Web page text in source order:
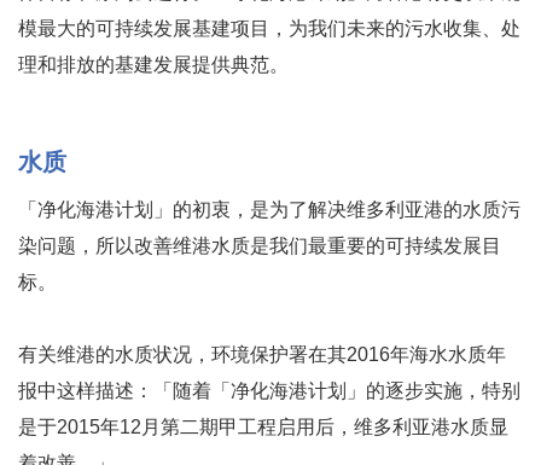
模最大的可持续发展基建项目，为我们未来的污水收集、处
理和排放的基建发展提供典范。
水质
「净化海港计划」的初衷，是为了解决维多利亚港的水质污
染问题，所以改善维港水质是我们最重要的可持续发展目
标。
有关维港的水质状况，环境保护署在其2016年海水水质年
报中这样描述：「随着「净化海港计划」的逐步实施，特别
是于2015年12月第二期甲工程启用后，维多利亚港水质显